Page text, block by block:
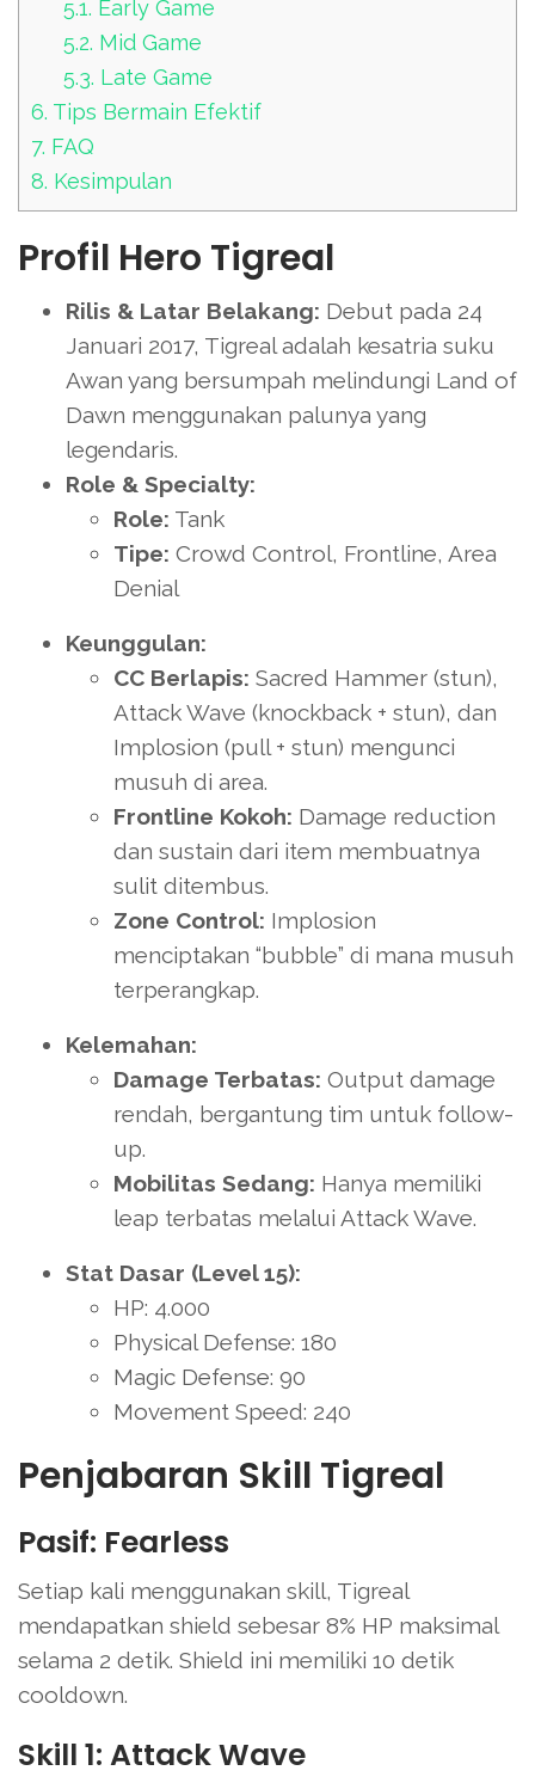
5.1. Early Game
5.2. Mid Game
5.3. Late Game
6. Tips Bermain Efektif
7. FAQ
8. Kesimpulan
Profil Hero Tigreal
Rilis & Latar Belakang: Debut pada 24
Januari 2017, Tigreal adalah kesatria suku
Awan yang bersumpah melindungi Land of
Dawn menggunakan palunya yang
legendaris.
Role & Specialty:
Role: Tank
Tipe: Crowd Control, Frontline, Area
Denial
Keunggulan:
CC Berlapis: Sacred Hammer (stun),
Attack Wave (knockback + stun), dan
Implosion (pull + stun) mengunci
musuh di area.
Frontline Kokoh: Damage reduction
dan sustain dari item membuatnya
sulit ditembus.
Zone Control: Implosion
menciptakan “bubble” di mana musuh
terperangkap.
Kelemahan:
Damage Terbatas: Output damage
rendah, bergantung tim untuk follow-
up.
Mobilitas Sedang: Hanya memiliki
leap terbatas melalui Attack Wave.
Stat Dasar (Level 15):
HP: 4.000
Physical Defense: 180
Magic Defense: 90
Movement Speed: 240
Penjabaran Skill Tigreal
Pasif: Fearless
Setiap kali menggunakan skill, Tigreal
mendapatkan shield sebesar 8% HP maksimal
selama 2 detik. Shield ini memiliki 10 detik
cooldown.
Skill 1: Attack Wave